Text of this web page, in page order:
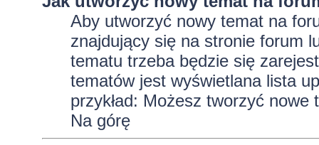
Aby utworzyć nowy temat na
znajdujący się na stronie forum
tematu trzeba będzie się
tematów jest wyświetlana lista
przykład: Możesz tworzyć nowe
Na górę